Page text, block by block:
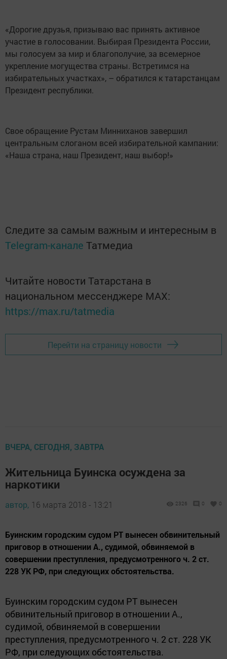
«Дорогие друзья, призываю вас принять активное
участие в голосовании. Выбирая Президента России,
мы голосуем за мир и благополучие, за всемерное
укрепление могущества страны. Встретимся на
избирательных участках», – обратился к татарстанцам
Президент республики.
Свое обращение Рустам Минниханов завершил
центральным слоганом всей избирательной кампании:
«Наша страна, наш Президент, наш выбор!»
Следите за самым важным и интересным в
Telegram-канале Татмедиа
Читайте новости Татарстана в
национальном мессенджере MАХ:
https://max.ru/tatmedia
Перейти на страницу новости
ВЧЕРА, СЕГОДНЯ, ЗАВТРА
Жительница Буинска осуждена за
наркотики
автор, 16 марта 2018 - 13:21 2326 0 0
Буинским городским судом РТ вынесен обвинительный
приговор в отношении А., судимой, обвиняемой в
совершении преступления, предусмотренного ч. 2 ст.
228 УК РФ, при следующих обстоятельства.
Буинским городским судом РТ вынесен
обвинительный приговор в отношении А.,
судимой, обвиняемой в совершении
преступления, предусмотренного ч. 2 ст. 228 УК
РФ, при следующих обстоятельства.